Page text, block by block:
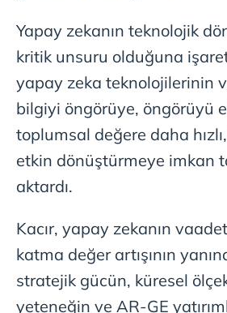
Yapay zekanın teknolojik
kritik unsuru olduğuna
yapay zeka teknolojilerinin
bilgiyi öngörüye, öngörüyü
toplumsal değere daha
etkin dönüştürmeye imkan
aktardı.
Kacır, yapay zekanın
katma değer artışının
stratejik gücün, küresel
yeteneğin ve AR-GE